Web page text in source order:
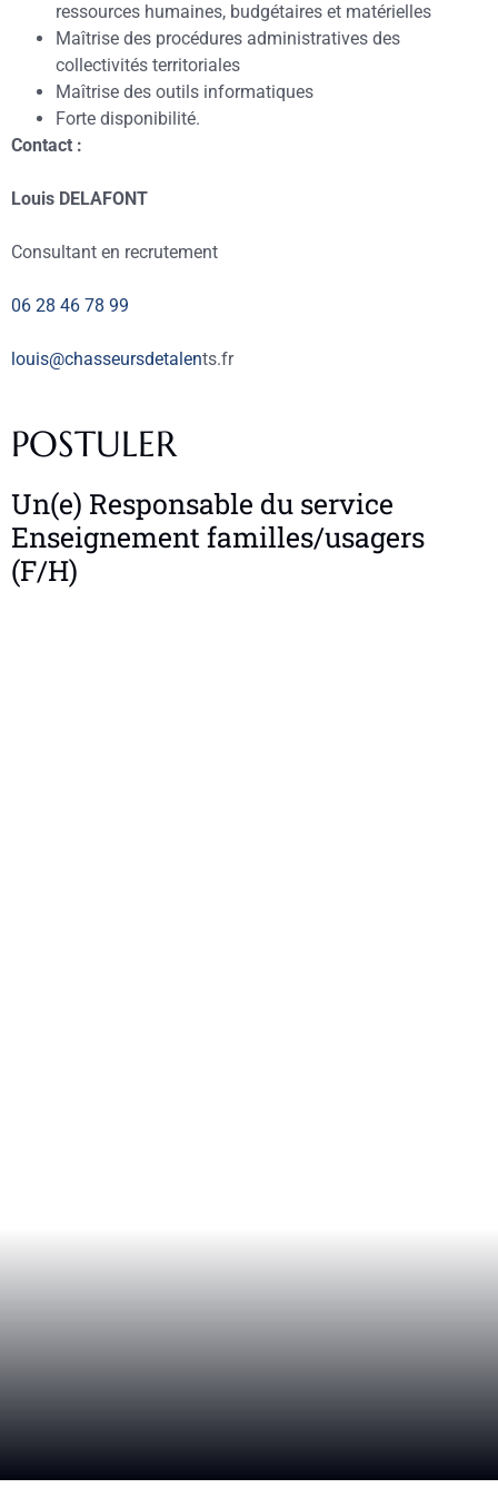
ressources humaines, budgétaires et matérielles
Maîtrise des procédures administratives des
collectivités territoriales
Maîtrise des outils informatiques
Forte disponibilité.
Contact :
Louis DELAFONT
Consultant en recrutement
06 28 46 78 99
louis@chasseursdetalents.fr
POSTULER
Un(e) Responsable du service
Enseignement familles/usagers
(F/H)